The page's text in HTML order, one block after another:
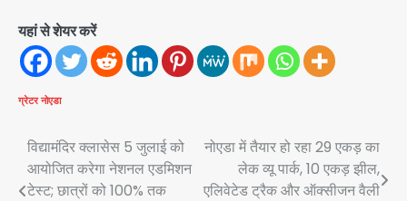
यहां से शेयर करें
ग्रेटर नोएडा
Post
navigation
विद्यामंदिर क्लासेस 5 जुलाई को
आयोजित करेगा नेशनल एडमिशन
टेस्ट; छात्रों को 100% तक
नोएडा में तैयार हो रहा 29 एकड़ का
लेक व्यू पार्क, 10 एकड़ झील,
एलिवेटेड ट्रैक और ऑक्सीजन वैली